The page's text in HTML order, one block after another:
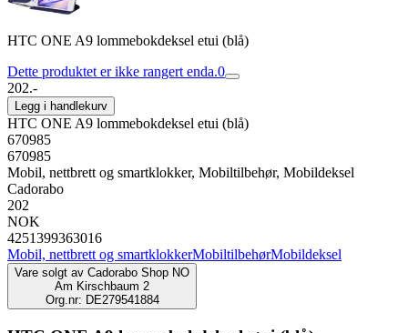
HTC ONE A9 lommebokdeksel etui (blå)
Dette produktet er ikke rangert enda.0
202.-
Legg i handlekurv
HTC ONE A9 lommebokdeksel etui (blå)
670985
670985
Mobil, nettbrett og smartklokker, Mobiltilbehør, Mobildeksel
Cadorabo
202
NOK
4251399363016
Mobil, nettbrett og smartklokkerMobiltilbehørMobildeksel
Vare solgt av Cadorabo Shop NO
Am Kirschbaum 2
Org.nr: DE279541884